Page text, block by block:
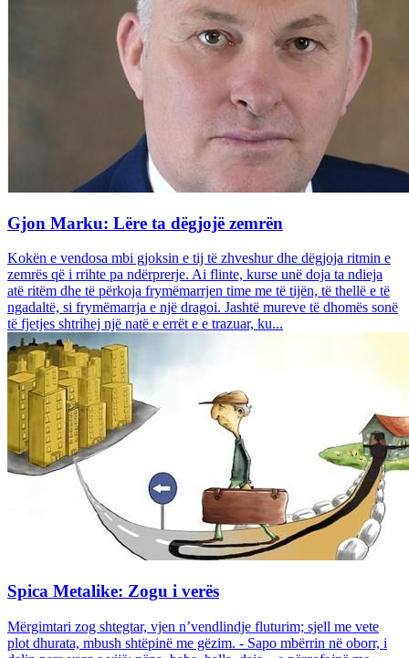
Gjon Marku: Lëre ta dëgjojë zemrën
Kokën e vendosa mbi gjoksin e tij të zhveshur dhe dëgjoja ritmin e
zemrës që i rrihte pa ndërprerje. Ai flinte, kurse unë doja ta ndieja
atë ritëm dhe të përkoja frymëmarrjen time me të tijën, të thellë e të
ngadaltë, si frymëmarrja e një dragoi. Jashtë mureve të dhomës sonë
të fjetjes shtrihej një natë e errët e e trazuar, ku...
Spica Metalike: Zogu i verës
Mërgimtari zog shtegtar, vjen n’vendlindje fluturim; sjell me vete
plot dhurata, mbush shtëpinë me gëzim. - Sapo mbërrin në oborr, i